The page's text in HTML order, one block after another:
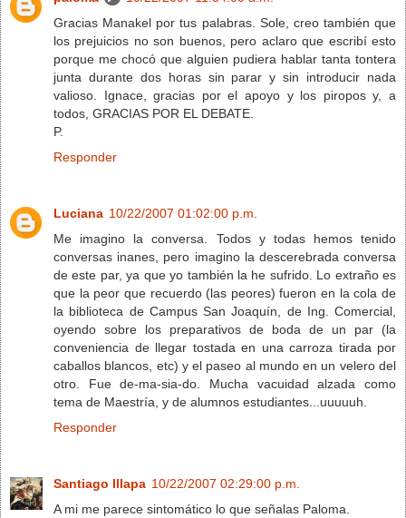
Gracias Manakel por tus palabras. Sole, creo también que
los prejuicios no son buenos, pero aclaro que escribí esto
porque me chocó que alguien pudiera hablar tanta tontera
junta durante dos horas sin parar y sin introducir nada
valioso. Ignace, gracias por el apoyo y los piropos y, a
todos, GRACIAS POR EL DEBATE.
P.
Responder
Luciana 10/22/2007 01:02:00 p.m.
Me imagino la conversa. Todos y todas hemos tenido
conversas inanes, pero imagino la descerebrada conversa
de este par, ya que yo también la he sufrido. Lo extraño es
que la peor que recuerdo (las peores) fueron en la cola de
la biblioteca de Campus San Joaquín, de Ing. Comercial,
oyendo sobre los preparativos de boda de un par (la
conveniencia de llegar tostada en una carroza tirada por
caballos blancos, etc) y el paseo al mundo en un velero del
otro. Fue de-ma-sia-do. Mucha vacuidad alzada como
tema de Maestría, y de alumnos estudiantes...uuuuuh.
Responder
Santiago Illapa 10/22/2007 02:29:00 p.m.
A mi me parece sintomático lo que señalas Paloma.